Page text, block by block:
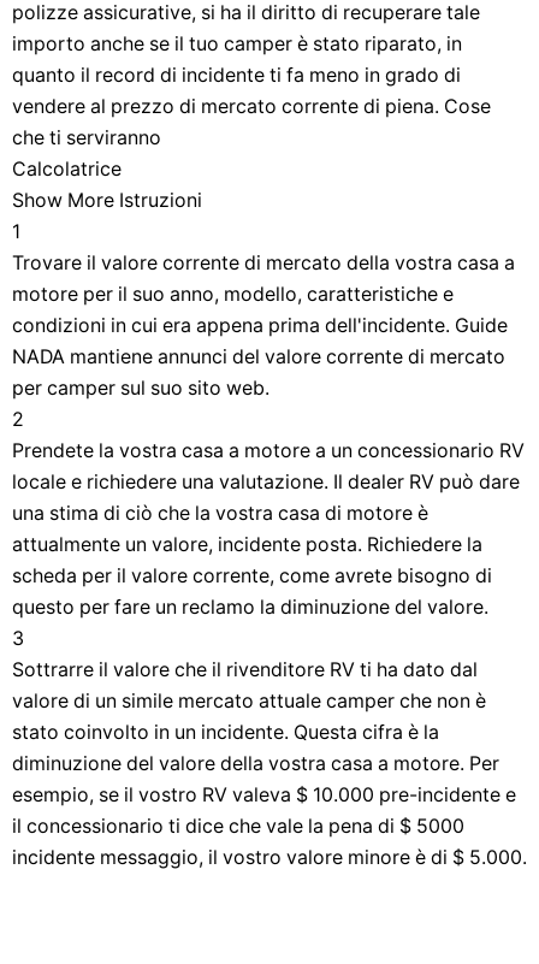
polizze assicurative, si ha il diritto di recuperare tale
importo anche se il tuo camper è stato riparato, in
quanto il record di incidente ti fa meno in grado di
vendere al prezzo di mercato corrente di piena. Cose
che ti serviranno
Calcolatrice
Show More Istruzioni
1
Trovare il valore corrente di mercato della vostra casa a
motore per il suo anno, modello, caratteristiche e
condizioni in cui era appena prima dell'incidente. Guide
NADA mantiene annunci del valore corrente di mercato
per camper sul suo sito web.
2
Prendete la vostra casa a motore a un concessionario RV
locale e richiedere una valutazione. Il dealer RV può dare
una stima di ciò che la vostra casa di motore è
attualmente un valore, incidente posta. Richiedere la
scheda per il valore corrente, come avrete bisogno di
questo per fare un reclamo la diminuzione del valore.
3
Sottrarre il valore che il rivenditore RV ti ha dato dal
valore di un simile mercato attuale camper che non è
stato coinvolto in un incidente. Questa cifra è la
diminuzione del valore della vostra casa a motore. Per
esempio, se il vostro RV valeva $ 10.000 pre-incidente e
il concessionario ti dice che vale la pena di $ 5000
incidente messaggio, il vostro valore minore è di $ 5.000.